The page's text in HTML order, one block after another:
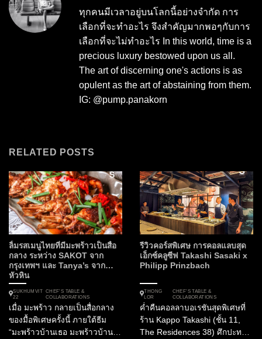
ทุกคนมีเวลาอยู่บนโลกนี้อย่างจำกัด การ
เลือกที่จะทำอะไร จึงสำคัญมากพอๆกับการ
เลือกที่จะไม่ทำอะไร In this world, time is a
precious luxury bestowed upon us all.
The art of discerning one's actions is as
opulent as the art of abstaining from them.
IG: @pump.panakorn
RELATED POSTS
ลิ้มรสเมนูไทยที่มีมะพร้าวเป็นสื่อ
กลาง ระหว่าง SAKOT จาก
กรุงเทพฯ และ Tanya’s จาก
หัวหิน
SUKHUMVIT
22
CHEF’S TABLE &
COLLABORATIONS
เมื่อ มะพร้าว กลายเป็นสื่อกลาง
ของมื้อพิเศษครั้งนี้ ภายใต้ธีม
“มะพร้าวบ้านเธอ มะพร้าวบ้าน
รีวิวคอร์สพิเศษ การคอลแลบสุด
เอ็กซ์คลูซีฟ Takashi Sasaki x
Philipp Prinzbach
THONG
LOR
CHEF’S TABLE &
COLLABORATIONS
ค่ำคืนคอลลาบอเรชันสุดพิเศษที่
ร้าน Kappo Takashi (ชั้น 11,
The Residences 38) ศึกปะทะ